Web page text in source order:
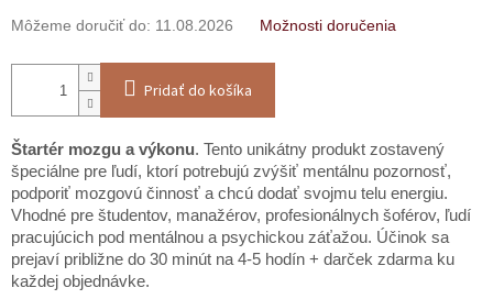
Môžeme doručiť do: 11.08.2026 Možnosti doručenia
Pridať do košíka
Štartér mozgu a výkonu. Tento unikátny produkt zostavený
špeciálne pre ľudí, ktorí potrebujú zvýšiť mentálnu pozornosť,
podporiť mozgovú činnosť a chcú dodať svojmu telu energiu.
Vhodné pre študentov, manažérov, profesionálnych šoférov, ľudí
pracujúcich pod mentálnou a psychickou záťažou. Účinok sa
prejaví približne do 30 minút na 4-5 hodín + darček zdarma ku
každej objednávke.